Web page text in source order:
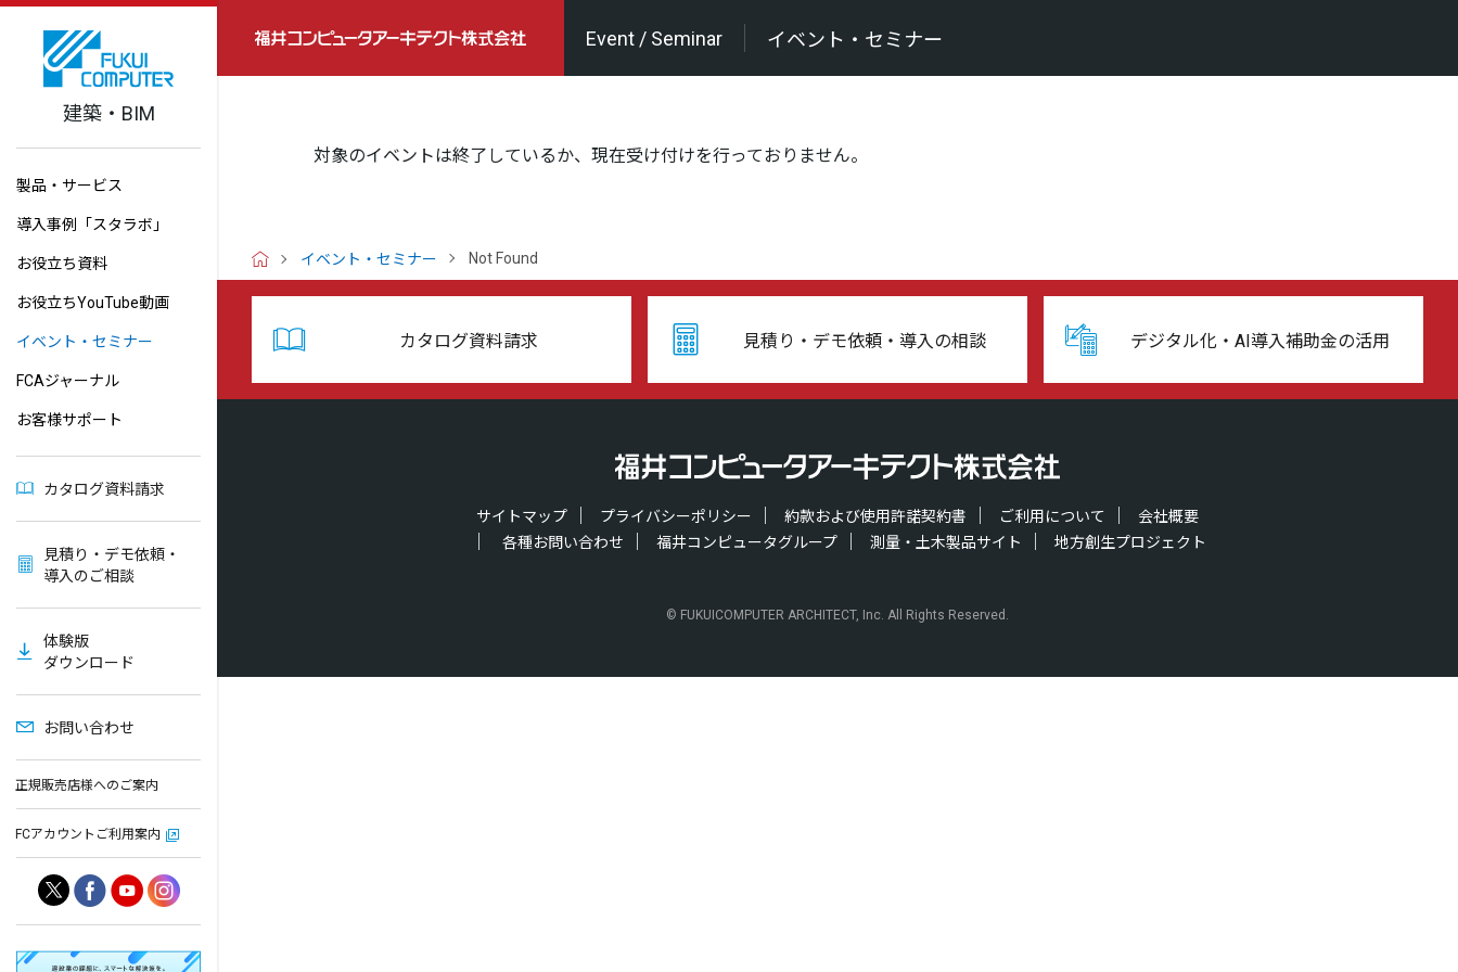
建築・BIM
製品・サービス
導入事例「スタラボ」
お役立ち資料
お役立ちYouTube動画
イベント・セミナー
FCAジャーナル
お客様サポート
カタログ資料請求
見積り・デモ依頼・
導入のご相談
体験版
ダウンロード
お問い合わせ
正規販売店様へのご案内
FCアカウントご利用案内
Event / Seminar イベント・セミナー
対象のイベントは終了しているか、現在受け付けを行っておりません。
H
O
イベント・セミナー Not Found
カタログ資料請求 見積り・デモ依頼・導入の相談 デジタル化・AI導入補助金の活用
サイトマップ プライバシーポリシー 約款および使用許諾契約書 ご利用について
会社概要
各種お問い合わせ
福井コンピュータグループ 測量・土木製品サイト 地方創生プロジェクト
© FUKUICOMPUTER ARCHITECT, Inc. All Rights Reserved.